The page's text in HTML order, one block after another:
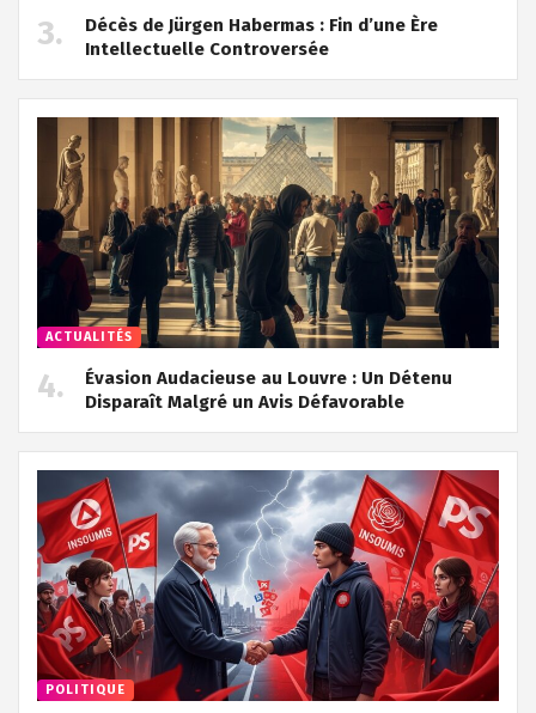
Décès de Jürgen Habermas : Fin d’une Ère
Intellectuelle Controversée
ACTUALITÉS
Évasion Audacieuse au Louvre : Un Détenu
Disparaît Malgré un Avis Défavorable
POLITIQUE